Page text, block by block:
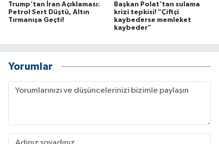
Trump'tan İran Açıklaması:
Petrol Sert Düştü, Altın
Tırmanışa Geçti!
Başkan Polat'tan sulama
krizi tepkisi! "Çiftçi
kaybederse memleket
kaybeder"
Yorumlar